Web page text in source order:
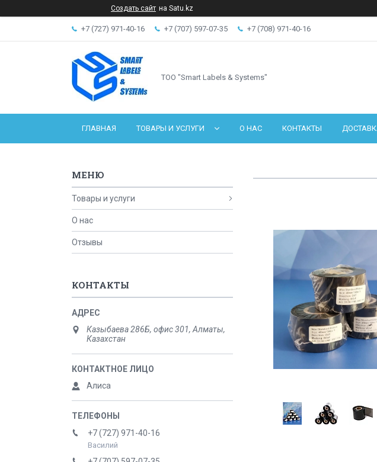
Создать сайт на Satu.kz
+7 (727) 971-40-16 +7 (707) 597-07-35 +7 (708) 971-40-16
ТОО "Smart Labels & Systems"
ГЛАВНАЯ ТОВАРЫ И УСЛУГИ О НАС КОНТАКТЫ
Товары и услуги
О нас
Отзывы
КОНТАКТЫ
Казыбаева 286Б, офис 301, Алматы,
Казахстан
Алиса
+7 (727) 971-40-16
Василий